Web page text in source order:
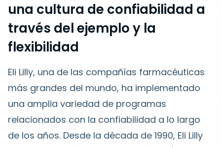
una cultura de confiabilidad a
través del ejemplo y la
flexibilidad
Eli Lilly, una de las compañías farmacéuticas
más grandes del mundo, ha implementado
una amplia variedad de programas
relacionados con la confiabilidad a lo largo
de los años. Desde la década de 1990, Eli Lilly